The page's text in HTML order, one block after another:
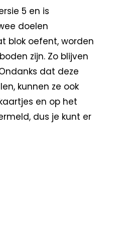
5 en is
doelen
blok oefent, worden
zijn. Zo blijven
dat deze
kunnen ze ook
en op het
dus je kunt er